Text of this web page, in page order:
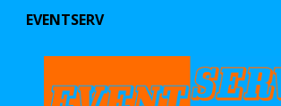
EVENTSERV